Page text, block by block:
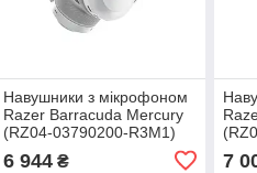
Навушники з мікрофоном
Razer Barracuda Mercury
(RZ04-03790200-R3M1)
6 944₴ 7